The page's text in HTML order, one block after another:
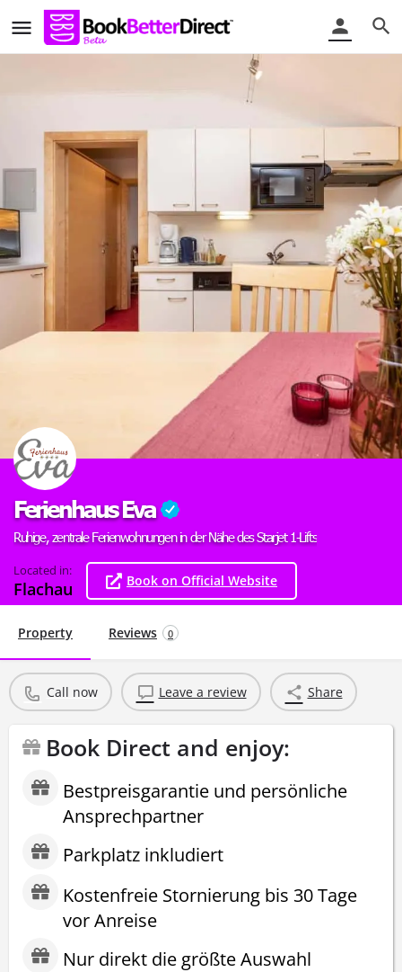
Ferienhaus Eva
Ruhige, zentrale Ferienwohnungen in der Nähe des Starjet 1-Lifts
Located in:
Flachau Book on Official Website
Property Reviews 0
Call now Leave a review Share
Book Direct and enjoy:
Bestpreisgarantie und persönliche
Ansprechpartner
Parkplatz inkludiert
Kostenfreie Stornierung bis 30 Tage
vor Anreise
Nur direkt die größte Auswahl